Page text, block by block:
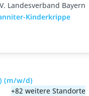
Landesverband Bayern
Kinderkrippe
(m/w/d)
+82 weitere Standorte